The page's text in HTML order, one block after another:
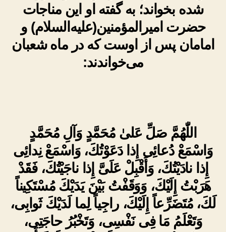
شده بخواند؛ به گفته او این مناجات
حضرت امیرالمؤمنین(علیه‌السلام) و
امامان پس از اوست که در ماه شعبان
می‌خواندند:
اللّٰهُمَّ صَلِّ عَلىٰ مُحَمَّدٍ وَآلِ مُحَمَّدٍ
وَاسْمَعْ دُعائِى إِذا دَعَوْتُكَ، وَاسْمَعْ نِدائِى
إِذا نادَيْتُكَ، وَأَقْبِلْ عَلَىَّ إِذا ناجَيْتُكَ، فَقَدْ
هَرَبْتُ إِلَيْكَ، وَوَقَفْتُ بَيْنَ يَدَيْكَ مُسْتَكِيناً
لَكَ، مُتَضَرِّعاً إِلَيْكَ، راجِياً لِما لَدَيْكَ ثَوابِى،
وَتَعْلَمُ مَا فِى نَفْسِى، وَتَخْبُرُ حاجَتِى،